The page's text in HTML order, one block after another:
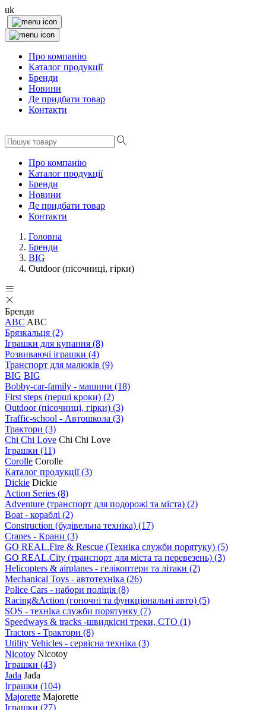
uk
Про компанію
Каталог продукції
Бренди
Новини
Де придбати товар
Контакти
Про компанію
Каталог продукції
Бренди
Новини
Де придбати товар
Контакти
Головна
Бренди
BIG
Outdoor (пісочниці, гірки)
Бренди
ABC ABC
Брязкальця (2)
Іграшки для купання (8)
Розвиваючі іграшки (4)
Транспорт для малюків (9)
BIG BIG
Bobby-car-family - машини (18)
First steps (перші кроки) (2)
Outdoor (пісочниці, гірки) (3)
Traffic-school - Автошкола (3)
Трактори (3)
Chi Chi Love Chi Chi Love
Іграшки (11)
Corolle Corolle
Каталог продукції(3)
Dickie Dickie
Action Series (8)
Adventure (транспорт для подорожі та міста) (2)
Boat - кораблі (2)
Construction (будівельна техніка) (17)
Cranes - Крани (3)
GO REAL.Fire & Rescue (Техніка служби порятуку) (5)
GO REAL.City (транспорт для міста та перевезень) (3)
Helicopters & airplanes - гелікоптери та літаки (2)
Mechanical Toys - автотехніка (26)
Police Cars - набори поліція (8)
Racing&Action (гоночні та функціональні авто) (5)
SOS - техніка служби порятунку (7)
Speedways & tracks -швидкісні треки, СТО (1)
Tractors - Трактори (8)
Utility Vehicles - сервісна техніка (3)
Nicotoy Nicotoy
Іграшки (43)
Jada Jada
Іграшки (104)
Majorette Majorette
Іграшки (27)